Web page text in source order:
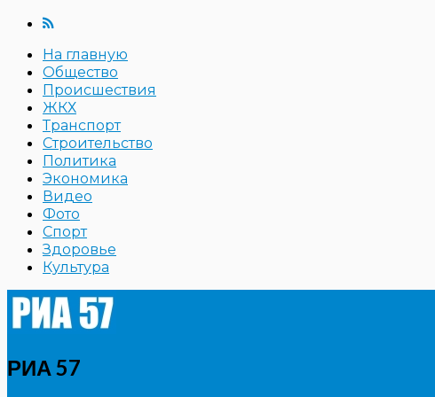
На главную
Общество
Происшествия
ЖКХ
Транспорт
Строительство
Политика
Экономика
Видео
Фото
Спорт
Здоровье
Культура
РИА 57